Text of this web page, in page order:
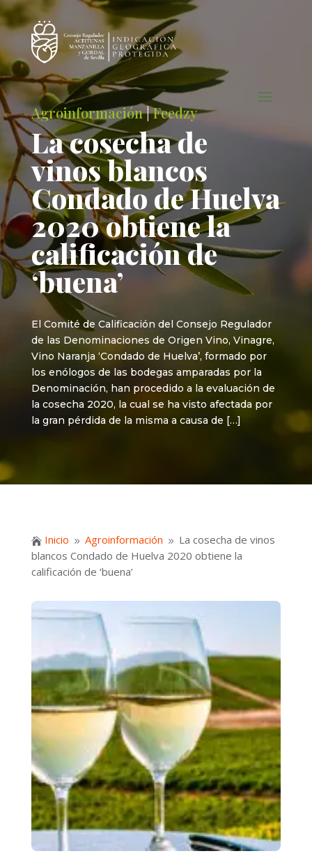
Agroinformación|Feedzy
La cosecha de
vinos blancos
Condado de Huelva
2020 obtiene la
calificación de
‘buena’
El Comité de Calificación del Consejo Regulador
de las Denominaciones de Origen Vino, Vinagre,
Vino Naranja ‘Condado de Huelva’, formado por
los enólogos de las bodegas amparadas por la
Denominación, han procedido a la evaluación de
la cosecha 2020, la cual se ha visto afectada por
la gran pérdida de la misma a causa de […]
 Inicio 9 Agroinformación 9 La cosecha de vinos
blancos Condado de Huelva 2020 obtiene la
calificación de ‘buena’